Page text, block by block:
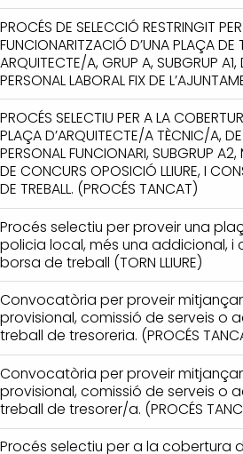
PROCÉS DE SELECCIÓ RESTRINGIT
FUNCIONARITZACIÓ D’UNA PLAÇA DE
ARQUITECTE/A, GRUP A, SUBGRUP A1,
PERSONAL LABORAL FIX DE
PROCÉS SELECTIU PER A LA
PLAÇA D’ARQUITECTE/A TÈCNIC/A, DE
PERSONAL FUNCIONARI, SUBGRUP
DE CONCURS OPOSICIÓ LLIURE, I
DE TREBALL. (PROCÉS TANCAT)
Procés selectiu per proveir una
policia local, més una addicional, i
borsa de treball (TORN LLIURE)
Convocatòria per proveir
provisional, comissió de serveis o
treball de tresoreria. (PROCÉS
Convocatòria per proveir
provisional, comissió de serveis o
treball de tresorer/a. (PROCÉS
Procés selectiu per a la cobertura